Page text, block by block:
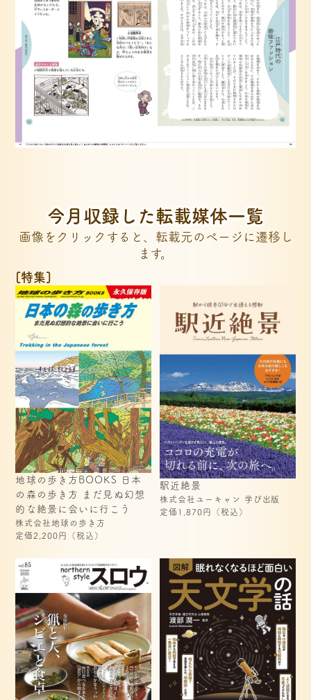
今月収録した転載媒体一覧
画像をクリックすると、転載元のページに遷移し
ます。
[特集]
地球の歩き方BOOKS 日本
の森の歩き方 まだ見ぬ幻想
的な絶景に会いに行こう
株式会社地球の歩き方
定価2,200円（税込）
駅近絶景
株式会社ユーキャン 学び出版
定価1,870円（税込）